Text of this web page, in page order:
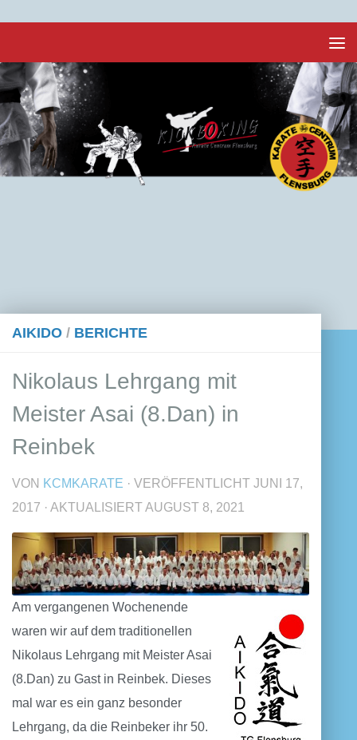
Unter dem Inhalt
AIKIDO / BERICHTE
Nikolaus Lehrgang mit
Meister Asai (8.Dan) in
Reinbek
VON KCMKARATE · VERÖFFENTLICHT JUNI 17,
2017 · AKTUALISIERTAUGUST 8, 2021
Am vergangenen Wochenende
waren wir auf dem traditionellen
Nikolaus Lehrgang mit Meister Asai
(8.Dan) zu Gast in Reinbek. Dieses
mal war es ein ganz besonder
Lehrgang, da die Reinbeker ihr 50.